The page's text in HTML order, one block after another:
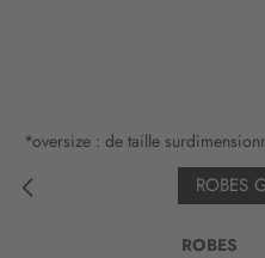
*oversize : de taille
ROBES
ROBES